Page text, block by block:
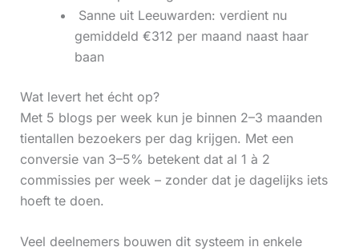
‍ Sanne uit Leeuwarden: verdient nu
gemiddeld €312 per maand naast haar
baan
Wat levert het écht op?
Met 5 blogs per week kun je binnen 2–3 maanden
tientallen bezoekers per dag krijgen. Met een
conversie van 3–5% betekent dat al 1 à 2
commissies per week – zonder dat je dagelijks iets
hoeft te doen.
Veel deelnemers bouwen dit systeem in enkele